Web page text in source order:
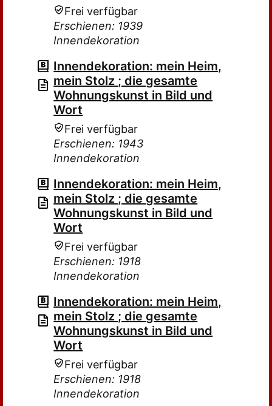
Frei verfügbar
Erschienen: 1939
Innendekoration
Innendekoration: mein Heim,
mein Stolz ; die gesamte
Wohnungskunst in Bild und
Wort
Frei verfügbar
Erschienen: 1943
Innendekoration
Innendekoration: mein Heim,
mein Stolz ; die gesamte
Wohnungskunst in Bild und
Wort
Frei verfügbar
Erschienen: 1918
Innendekoration
Innendekoration: mein Heim,
mein Stolz ; die gesamte
Wohnungskunst in Bild und
Wort
Frei verfügbar
Erschienen: 1918
Innendekoration